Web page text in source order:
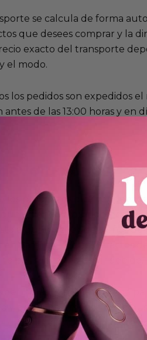
se calcula de forma
que desees comprar y la
exacto del transporte
el modo.
los pedidos son expedidos
de las 13:00 horas y en
devoluciones
los productos que
si tienen algún defecto
alguno. La ley de 2 años
garantía contra defectos
por mal uso o uso indebido.
de 15 días desde la entrega
y que simplemente no te
detalles en nuestra política